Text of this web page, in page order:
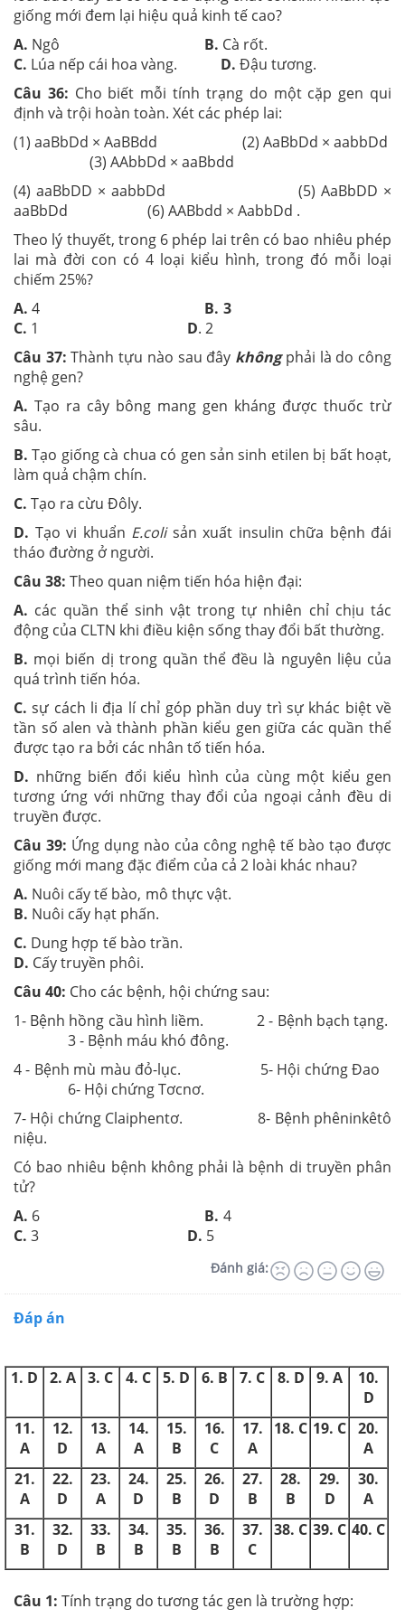
giống mới đem lại hiệu quả kinh tế cao?
A. Ngô B. Cà rốt.
C. Lúa nếp cái hoa vàng. D. Đậu tương.
Câu 36: Cho biết mỗi tính trạng do một cặp gen qui
định và trội hoàn toàn. Xét các phép lai:
(1) aaBbDd × AaBBdd (2) AaBbDd × aabbDd
(3) AAbbDd × aaBbdd
(4) aaBbDD × aabbDd (5) AaBbDD ×
aaBbDd (6) AABbdd × AabbDd .
Theo lý thuyết, trong 6 phép lai trên có bao nhiêu phép
lai mà đời con có 4 loại kiểu hình, trong đó mỗi loại
chiếm 25%?
A.4 B. 3
C. 1 D. 2
Câu 37:Thành tựu nào sau đây khôngphải là do công
nghệ gen?
A. Tạo ra cây bông mang gen kháng được thuốc trừ
sâu.
B.Tạo giống cà chua có gen sản sinh etilen bị bất hoạt,
làm quả chậm chín.
C. Tạo ra cừu Đôly.
D. Tạo vi khuẩn E.colisản xuất insulin chữa bệnh đái
tháo đường ở người.
Câu 38: Theo quan niệm tiến hóa hiện đại:
A. các quần thể sinh vật trong tự nhiên chỉ chịu tác
động của CLTN khi điều kiện sống thay đổi bất thường.
B. mọi biến dị trong quần thể đều là nguyên liệu của
quá trình tiến hóa.
C.sự cách li địa lí chỉ góp phần duy trì sự khác biệt về
tần số alen và thành phần kiểu gen giữa các quần thể
được tạo ra bởi các nhân tố tiến hóa.
D. những biến đổi kiểu hình của cùng một kiểu gen
tương ứng với những thay đổi của ngoại cảnh đều di
truyền được.
Câu 39: Ứng dụng nào của công nghệ tế bào tạo được
giống mới mang đặc điểm của cả 2 loài khác nhau?
A. Nuôi cấy tế bào, mô thực vật.
B. Nuôi cấy hạt phấn.
C. Dung hợp tế bào trần.
D. Cấy truyền phôi.
Câu 40: Cho các bệnh, hội chứng sau:
1- Bệnh hồng cầu hình liềm. 2 - Bệnh bạch tạng.
3 - Bệnh máu khó đông.
4 - Bệnh mù màu đỏ-lục. 5- Hội chứng Đao
6- Hội chứng Tơcnơ.
7- Hội chứng Claiphentơ. 8- Bệnh phêninkêtô
niệu.
Có bao nhiêu bệnh không phải là bệnh di truyền phân
tử?
A. 6 B. 4
C. 3 D. 5
Đánh giá:
Đáp án
1. D 2. A 3. C 4. C 5. D 6. B 7. C 8. D 9. A
10.
D
11.
A
12.
D
13.
A
14.
A
15.
B
16.
C
17.
A
18. C 19. C 20.
A
21.
A
22.
D
23.
A
24.
D
25.
B
26.
D
27.
B
28.
B
29.
D
30.
A
31.
B
32.
D
33.
B
34.
B
35.
B
36.
B
37.
C
38. C 39. C 40. C
Câu 1: Tính trạng do tương tác gen là trường hợp: